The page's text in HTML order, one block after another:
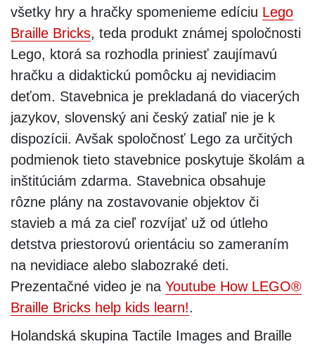
všetky hry a hračky spomenieme edíciu Lego
Braille Bricks, teda produkt známej spoločnosti
Lego, ktorá sa rozhodla priniesť zaujímavú
hračku a didaktickú pomôcku aj nevidiacim
deťom. Stavebnica je prekladaná do viacerých
jazykov, slovenský ani český zatiaľ nie je k
dispozícii. Avšak spoločnosť Lego za určitých
podmienok tieto stavebnice poskytuje školám a
inštitúciám zdarma. Stavebnica obsahuje
rôzne plány na zostavovanie objektov či
stavieb a má za cieľ rozvíjať už od útleho
detstva priestorovú orientáciu so zameraním
na nevidiace alebo slabozraké deti.
Prezentačné video je na Youtube How LEGO®
Braille Bricks help kids learn!.
Holandská skupina Tactile Images and Braille